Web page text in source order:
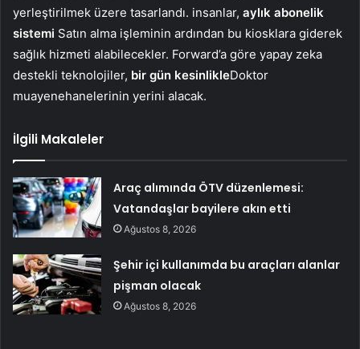
yerleştirilmek üzere tasarlandı. insanlar, aylık abonelik
sistemi Satın alma işleminin ardından bu kiosklara giderek
sağlık hizmeti alabilecekler. Forward’a göre yapay zeka
destekli teknolojiler, bir gün kesinlikleDoktor
muayenehanelerinin yerini alacak.
İlgili Makaleler
Araç alımında ÖTV düzenlemesi:
Vatandaşlar bayilere akın etti
Ağustos 8, 2026
Şehir içi kullanımda bu araçları alanlar
pişman olacak
Ağustos 8, 2026